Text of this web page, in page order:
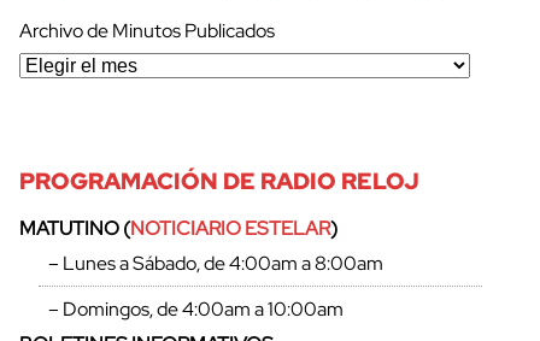
Archivo de Minutos Publicados
PROGRAMACIÓN DE RADIO RELOJ
MATUTINO (NOTICIARIO ESTELAR)
– Lunes a Sábado, de 4:00am a 8:00am
– Domingos, de 4:00am a 10:00am